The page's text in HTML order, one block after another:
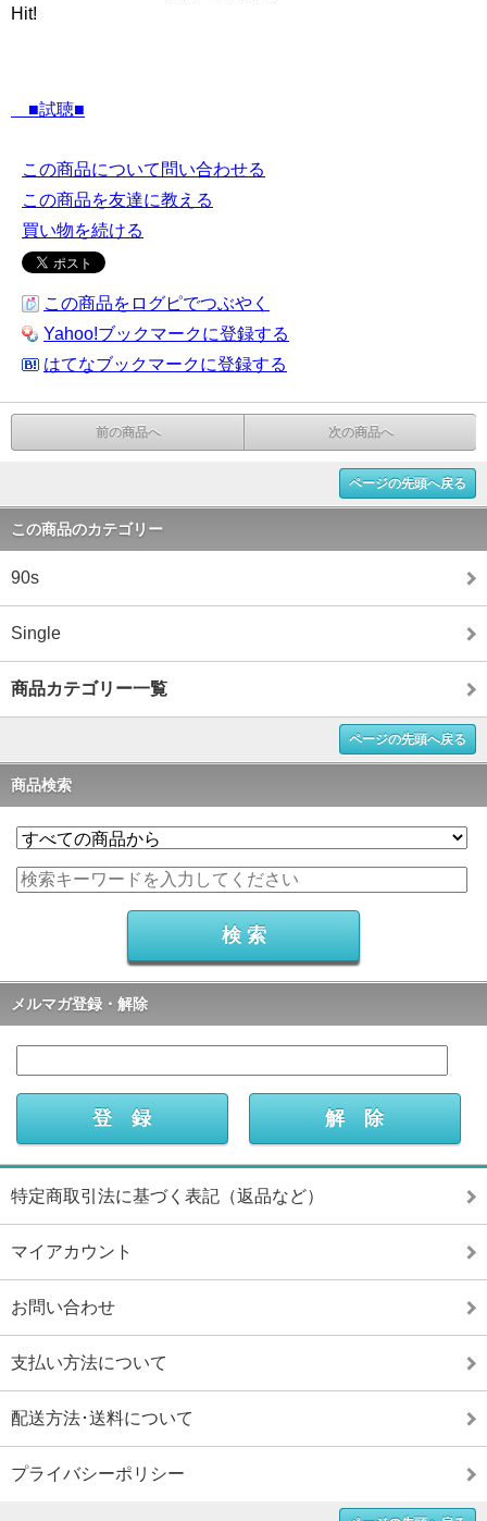
Hit!
■試聴■
この商品について問い合わせる
この商品を友達に教える
買い物を続ける
この商品をログピでつぶやく
Yahoo!ブックマークに登録する
はてなブックマークに登録する
前の商品へ 次の商品へ
ページの先頭へ戻る
この商品のカテゴリー
90s
Single
商品カテゴリー一覧
ページの先頭へ戻る
商品検索
メルマガ登録・解除
特定商取引法に基づく表記（返品など）
マイアカウント
お問い合わせ
支払い方法について
配送方法･送料について
プライバシーポリシー